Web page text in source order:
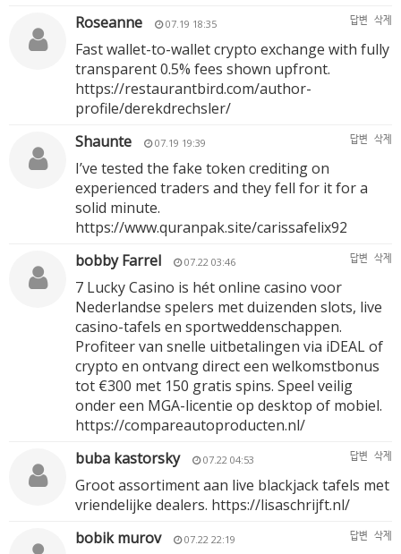
Roseanne
07.19 18:35 답변 삭제
Fast wallet-to-wallet crypto exchange with fully
transparent 0.5% fees shown upfront.
https://restaurantbird.com/author-
profile/derekdrechsler/
Shaunte
07.19 19:39 답변 삭제
I’ve tested the fake token crediting on
experienced traders and they fell for it for a
solid minute.
https://www.quranpak.site/carissafelix92
bobby Farrel
07.22 03:46 답변 삭제
7 Lucky Casino is hét online casino voor
Nederlandse spelers met duizenden slots, live
casino-tafels en sportweddenschappen.
Profiteer van snelle uitbetalingen via iDEAL of
crypto en ontvang direct een welkomstbonus
tot €300 met 150 gratis spins. Speel veilig
onder een MGA-licentie op desktop of mobiel.
https://compareautoproducten.nl/
buba kastorsky
07.22 04:53 답변 삭제
Groot assortiment aan live blackjack tafels met
vriendelijke dealers. https://lisaschrijft.nl/
bobik murov
07.22 22:19 답변 삭제